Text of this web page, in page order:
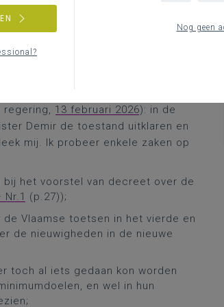
(en haar eigen recente voorstel
tussen minimumdoelen én de
afgenomen in het vierde en zesde
ook de beleidswijziging i.v.m.
regering, 13 februari 2026): in de
Demir de toestand uitklaren en
mij. Ik probeer enkele zaken op
het voorstel van decreet over de
Nr.1 (p.27));
Vlaamse toetsen in het vierde en
de nieuwigheden in de nieuwe
toch al iets gedaan kon worden
en wel in hun
Nog geen